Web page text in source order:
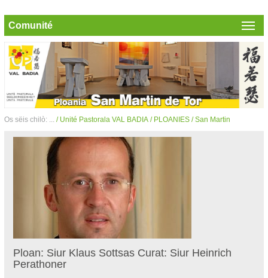
Comunité
Os sëis chilò: ... / Unité Pastorala VAL BADIA / PLOANIES / San Martin
Ploan: Siur Klaus Sottsas Curat: Siur Heinrich
Perathoner